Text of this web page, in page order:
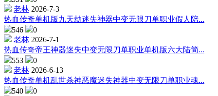
老林 2026-7-3
热血传奇单机版九天劫迷失神器中变无限刀单职业假人陪...
546
0
老林 2026-7-1
热血传奇帝王神器迷失中变无限刀单职业单机版六大陆简...
553
0
老林 2026-6-13
热血传奇单机乱世杀神恶魔迷失神器中变无限刀单职业魂...
540
0